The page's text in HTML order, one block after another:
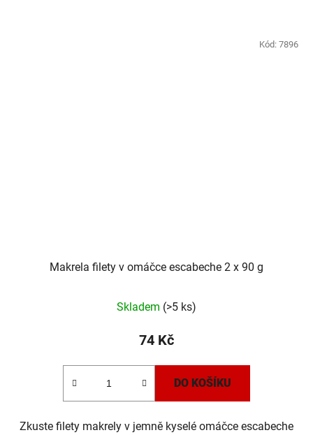
Makrela filety v omáčce escabeche 2 x 90 g
Skladem (>5 ks)
74 Kč
DO KOŠÍKU
Zkuste filety makrely v jemně kyselé omáčce escabeche
Kód: 7896